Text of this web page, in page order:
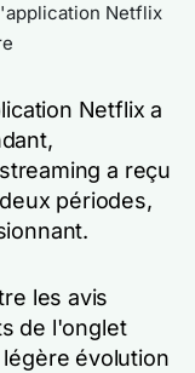
Netflix
Netflix a
a reçu
périodes,
les avis
de l'onglet
évolution